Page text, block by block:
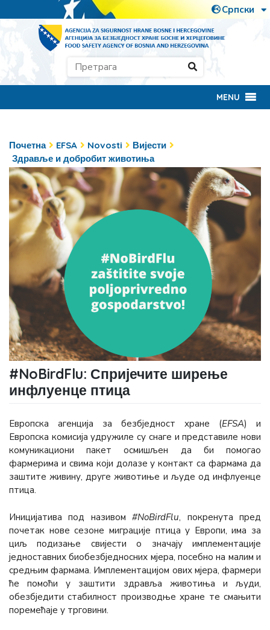
MENU
Почетна EFSA Novosti
Вијести
Здравље и добробит животиња
#NoBirdFlu: Спријечите ширење
инфлуенце птица
Европска агенција за безбједност хране (ЕFSА) и
Европска комисија удружиле су снаге и представиле нови
комуникациoни пакет осмишљен да би помогао
фармерима и свима који долазе у контакт са фармама да
заштите живину, друге животиње и људе од инфлуенце
птица.
Иницијатива под називом#NoBirdFlu, покренута пред
почетак нове сезоне миграције птица у Европи, има за
циљ подизање свијести о значају имплементације
једноставних биобезбједносних мјера, посебно на малим и
средњим фармама. Имплементацијом ових мјера, фармери
ће помоћи у заштити здравља животиња и људи,
обезбједити стабилност производње хране те смањити
поремећаје у трговини.